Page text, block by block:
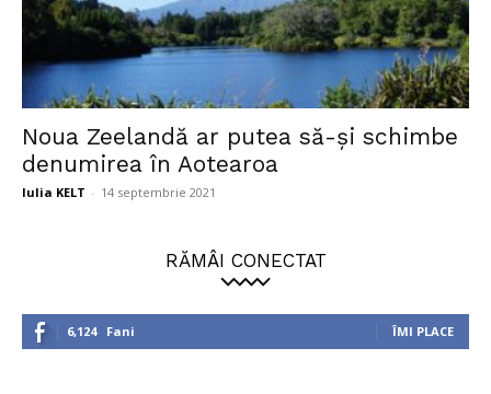
Noua Zeelandă ar putea să-și schimbe
denumirea în Aotearoa
Iulia KELT - 14 septembrie 2021
RĂMÂI CONECTAT
6,124 Fani ÎMI PLACE